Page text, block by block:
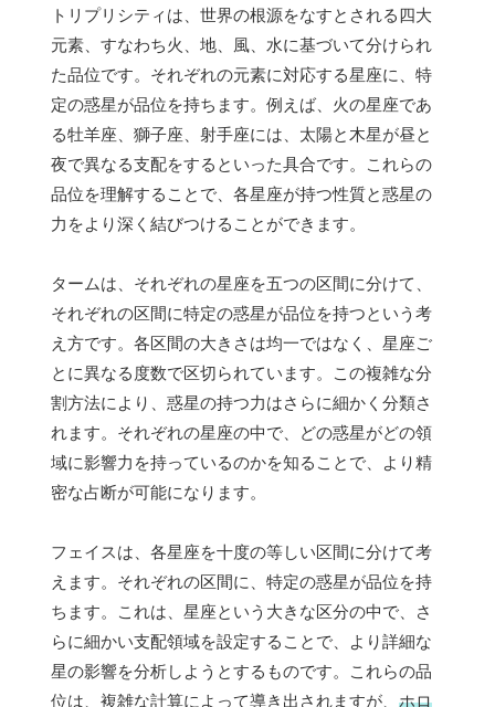
トリプリシティは、世界の根源をなすとされる四大
元素、すなわち火、地、風、水に基づいて分けられ
た品位です。それぞれの元素に対応する星座に、特
定の惑星が品位を持ちます。例えば、火の星座であ
る牡羊座、獅子座、射手座には、太陽と木星が昼と
夜で異なる支配をするといった具合です。これらの
品位を理解することで、各星座が持つ性質と惑星の
力をより深く結びつけることができます。
タームは、それぞれの星座を五つの区間に分けて、
それぞれの区間に特定の惑星が品位を持つという考
え方です。各区間の大きさは均一ではなく、星座ご
とに異なる度数で区切られています。この複雑な分
割方法により、惑星の持つ力はさらに細かく分類さ
れます。それぞれの星座の中で、どの惑星がどの領
域に影響力を持っているのかを知ることで、より精
密な占断が可能になります。
フェイスは、各星座を十度の等しい区間に分けて考
えます。それぞれの区間に、特定の惑星が品位を持
ちます。これは、星座という大きな区分の中で、さ
らに細かい支配領域を設定することで、より詳細な
星の影響を分析しようとするものです。これらの品
位は、複雑な計算によって導き出されますが、 ホロ